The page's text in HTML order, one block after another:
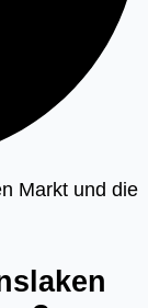
Markt und die